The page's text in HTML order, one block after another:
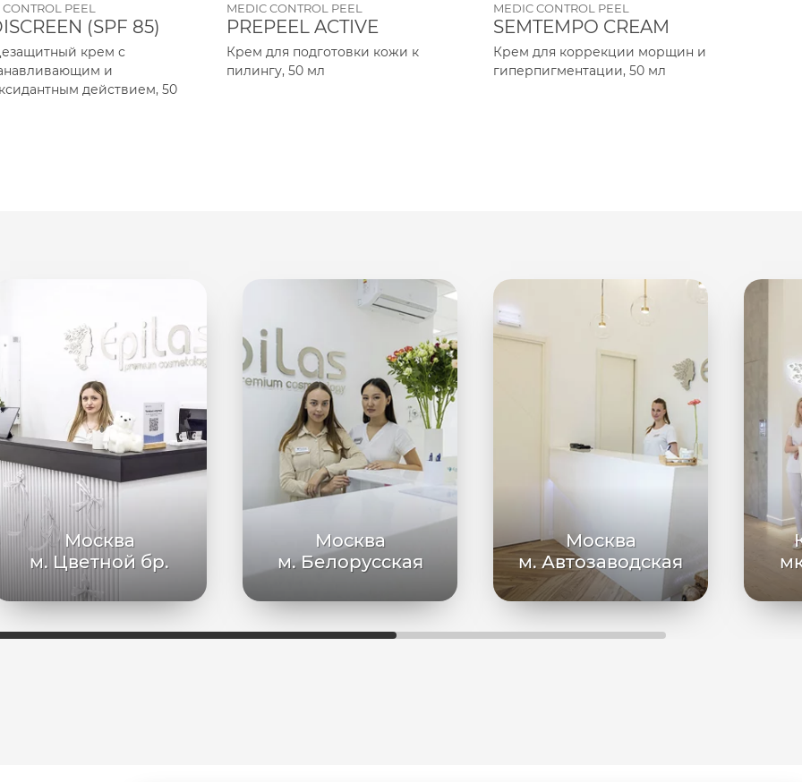
PEEL
(SPF 85)
крем с
и
действием, 50
MEDIC CONTROL PEEL
PREPEEL ACTIVE
Крем для подготовки кожи к
пилингу, 50 мл
MEDIC CONTROL PEEL
SEMTEMPO CREAM
Крем для коррекции морщин и
гиперпигментации, 50 мл